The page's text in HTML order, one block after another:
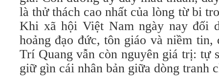
là thử thách cao nhất của lòng từ bi
Khi xã hội Việt Nam ngày nay đối
hoảng đạo đức, tôn giáo và niềm tin,
Trí Quang vẫn còn nguyên giá trị: tự
giữ gìn cái nhân bản giữa dòng tranh